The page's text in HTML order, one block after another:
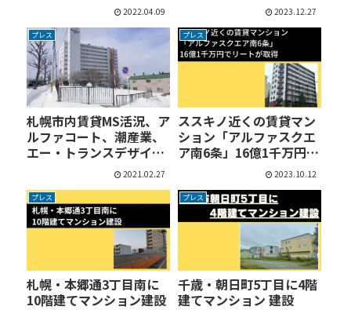
2022.04.09 2023.12.27
プレス
札幌市内賃貸MS活況、ア
ルファコート、潮産業、
エー・トランスデザイ
2021.02.27
プレス
ススキノ近くの賃貸マン
ション「アルファスクエ
ア南6条」16億1千万円
2023.10.12
プレス
札幌・本郷通3丁目南に
10階建てマンション建設
プレス
千歳・朝日町5丁目に4階
建てマンション 建設